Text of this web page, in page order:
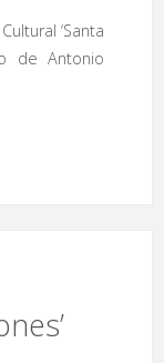
‘Santa
de Antonio